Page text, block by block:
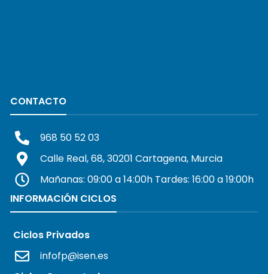
CONTACTO
968 50 52 03
Calle Real, 68, 30201 Cartagena, Murcia
Mañanas: 09:00 a 14:00h Tardes: 16:00 a 19:00h
INFORMACIÓN CICLOS
Ciclos Privados
infofp@isen.es